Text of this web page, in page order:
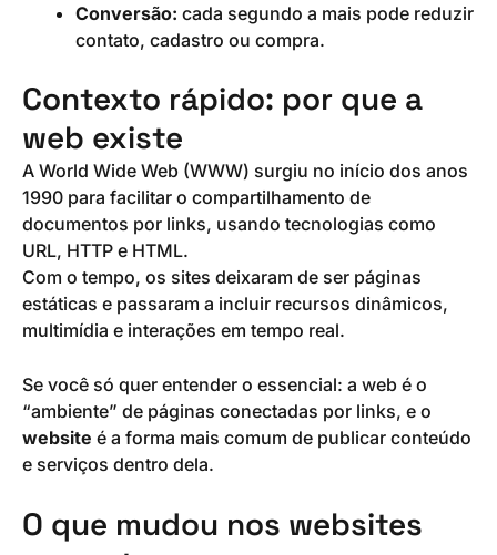
Conversão: cada segundo a mais pode reduzir
contato, cadastro ou compra.
Contexto rápido: por que a
web existe
A World Wide Web (WWW) surgiu no início dos anos
1990 para facilitar o compartilhamento de
documentos por links, usando tecnologias como
URL, HTTP e HTML.
Com o tempo, os sites deixaram de ser páginas
estáticas e passaram a incluir recursos dinâmicos,
multimídia e interações em tempo real.
Se você só quer entender o essencial: a web é o
“ambiente” de páginas conectadas por links, e o
website é a forma mais comum de publicar conteúdo
e serviços dentro dela.
O que mudou nos websites